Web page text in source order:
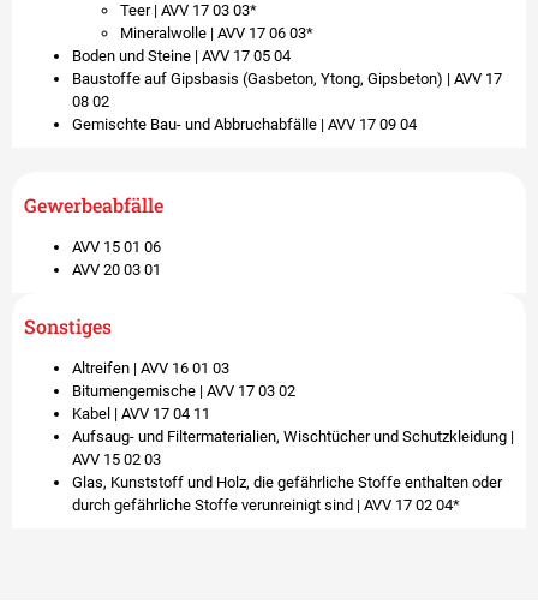
Teer | AVV 17 03 03*​
Mineralwolle | AVV 17 06 03*​
Boden und Steine | AVV 17 05 04​
Baustoffe auf Gipsbasis (Gasbeton, Ytong, Gipsbeton) | AVV 17
08 02​
Gemischte Bau- und Abbruchabfälle | AVV 17 09 04​
Gewerbeabfälle
AVV 15 01 06 ​
AVV 20 03 01
Sonstiges
Altreifen | AVV 16 01 03​
Bitumengemische | AVV 17 03 02 ​
Kabel | AVV 17 04 11​
Aufsaug- und Filtermaterialien, Wischtücher und Schutzkleidung |
AVV 15 02 03 ​
Glas, Kunststoff und Holz, die gefährliche Stoffe enthalten oder
durch gefährliche Stoffe verunreinigt sind | AVV 17 02 04*